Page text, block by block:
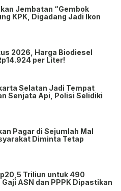
Jembatan “Gembok
KPK, Digadang Jadi Ikon
2026, Harga Biodiesel
per Liter!
Selatan Jadi Tempat
Senjata Api, Polisi Selidiki
Pagar di Sejumlah Mal
Diminta Tetap
Triliun untuk 490
ASN dan PPPK Dipastikan